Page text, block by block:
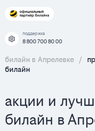
поддержка
8 800 700 80 00
билайн в Апрелевке /
билайн
акции и
билайн в